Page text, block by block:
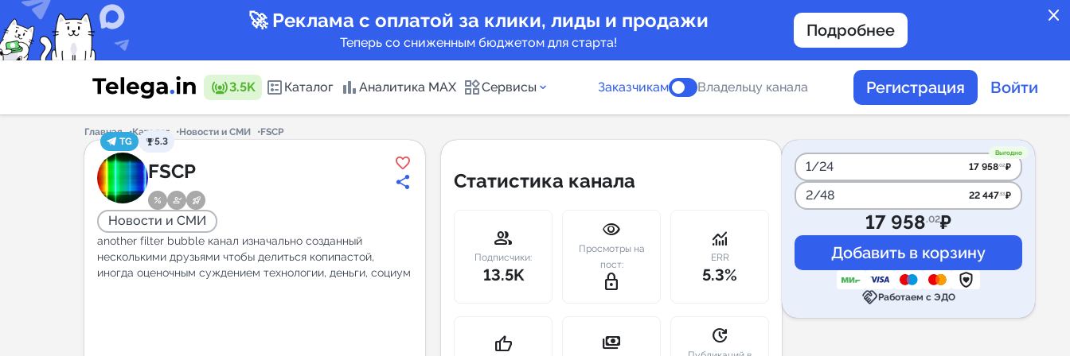
close
🚀 Реклама с оплатой за клики, лиды и продажи
Теперь со сниженным бюджетом для старта!
Подробнее
3.5K Каталог Аналитика MAX Сервисы
Каталог каналов
Индекс читаемости каналов в
Telegram
New
сопровождение
Заказчикам Владельцу канала Регистрация Войти
Главная Каталог Новости и СМИ
FSCP
TG
5.3
FSCP
Новости и СМИ
another filter bubble канал изначально созданный
несколькими друзьями чтобы делиться копипастой,
иногда оценочным суждением технологии, деньги, социум
Статистика канала
group
Подписчики:
13.5K
visibility
Просмотры на
пост:
lock_outline
monitoring
ERR
5.3%
thumb_up payments update
Выгодно
1/24 17 958.02₽
2/48 22 447.53₽
17 958.02₽
handshakeРаботаем с ЭДО